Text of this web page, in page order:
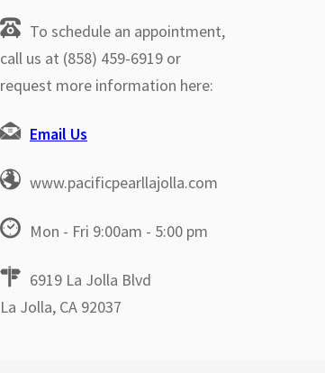
To schedule an appointment,
call us at (858) 459-6919 or
request more information here:
Email Us
www.pacificpearllajolla.com
Mon - Fri 9:00am - 5:00 pm
6919 La Jolla Blvd
La Jolla, CA 92037